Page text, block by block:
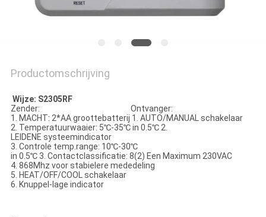
Productomschrijving
Wijze: S2305RF
Zender: Ontvanger:
1. MACHT: 2*AA groottebatterij 1. AUTO/MANUAL schakelaar
2. Temperatuurwaaier: 5℃-35℃ in 0.5℃ 2.
LEIDENE systeemindicator
3. Controle temp.range: 10℃-30℃
in 0.5℃ 3. Contactclassificatie: 8(2) Een Maximum 230VAC
4. 868Mhz voor stabielere mededeling
5. HEAT/OFF/COOL schakelaar
6. Knuppel-lage indicator